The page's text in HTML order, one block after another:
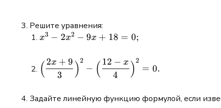
Решите уравнения:
x^3
2x^2
- 9x
= 0;
x3 − 2x2 − 9x + 18 = 0;
\displaystyle
\Bigl(\frac{2x+9}
\Bigl(\frac{12 -
( 3
2x + 9 )2
− ( 4
12 − x )2
= 0.
Задайте линейную функцию формулой, если